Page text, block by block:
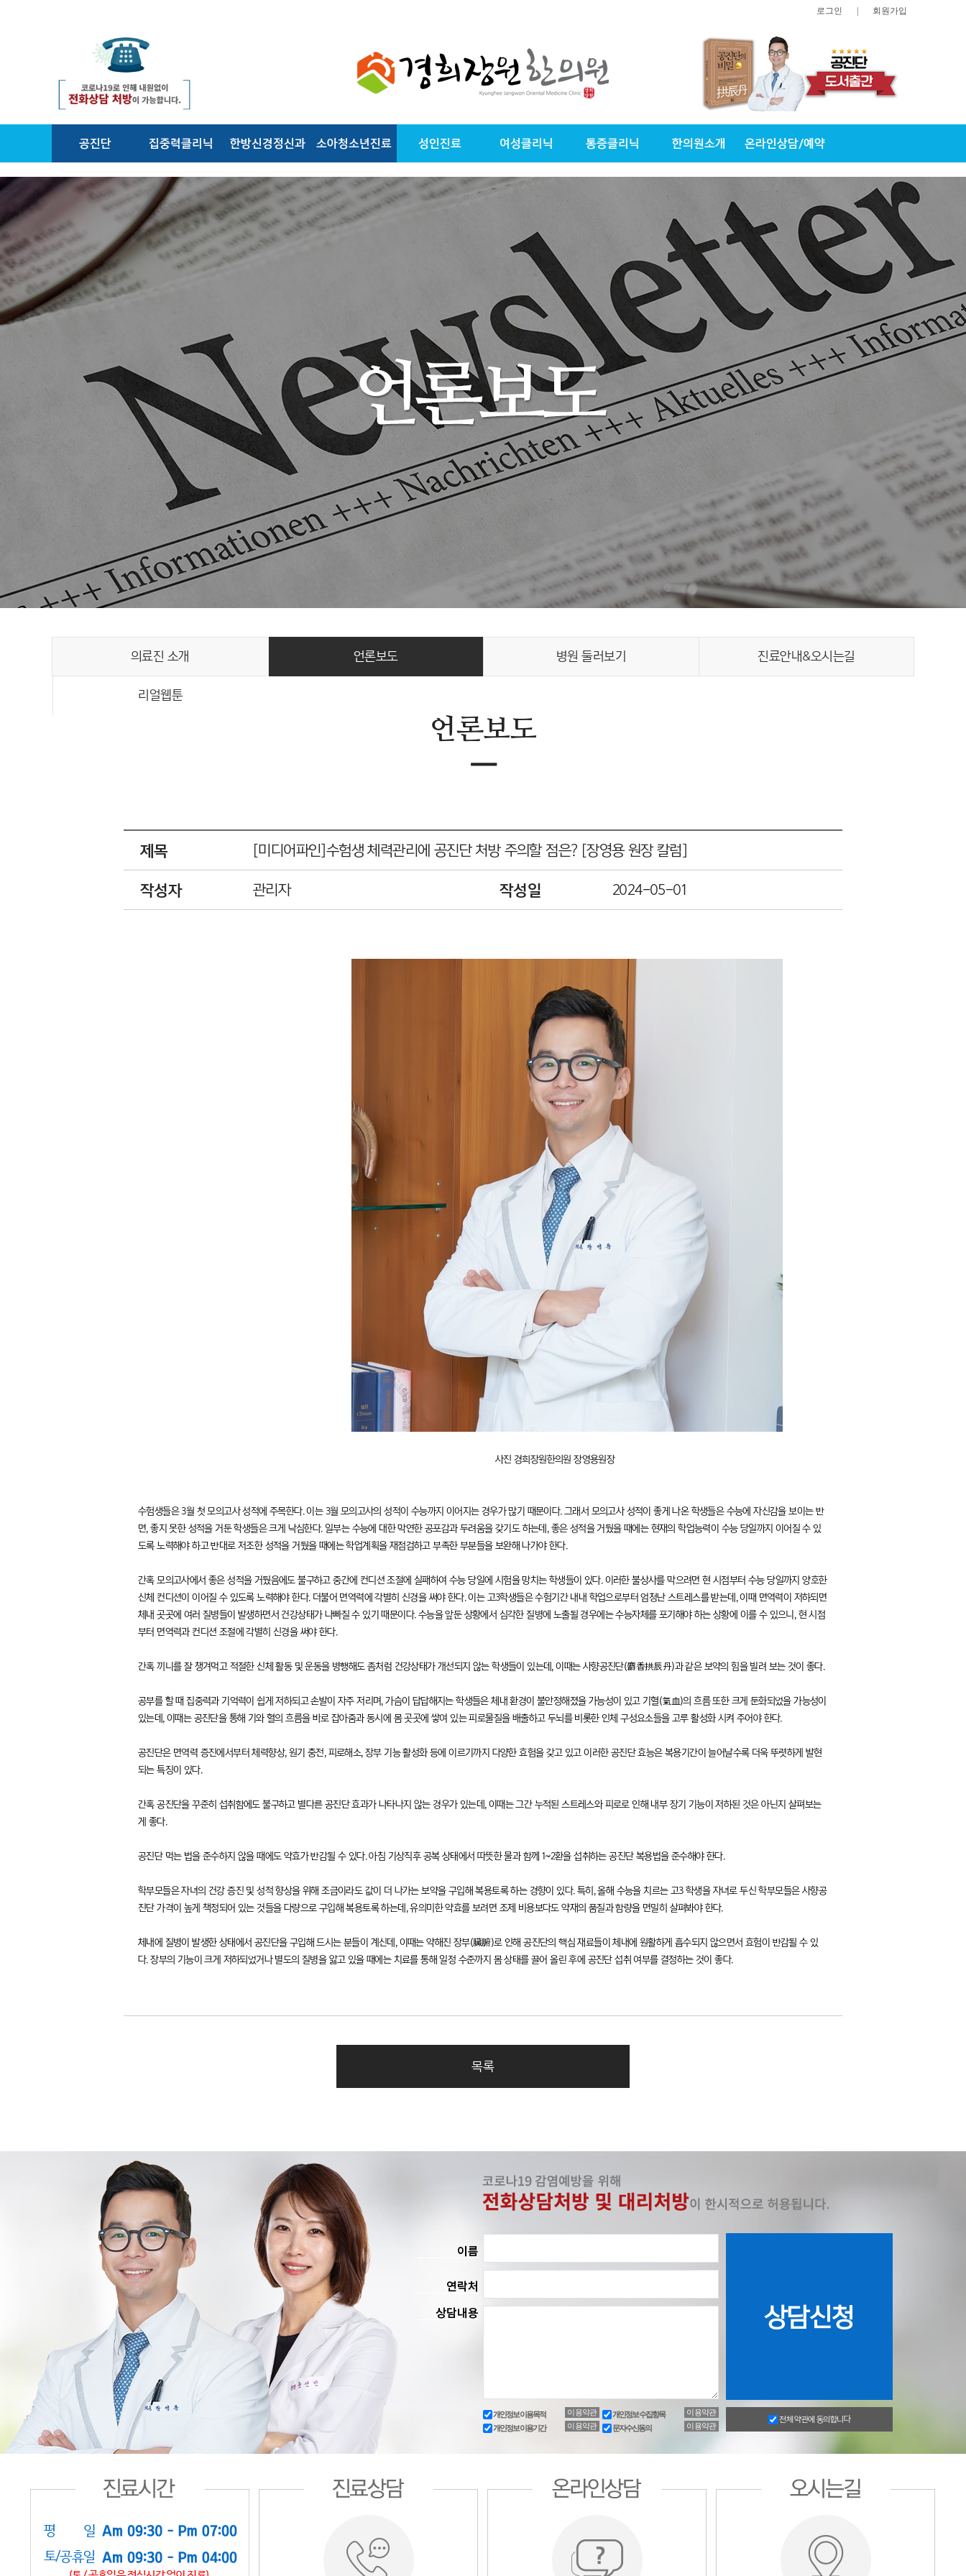
회원가입
로그인
공진단 집중력클리닉 한방신경정신과 소아청소년진료 성인진료 여성클리닉 통증클리닉 한의원소개 온라인상담/예약
의료진 소개 언론보도 병원 둘러보기 진료안내&오시는길
리얼웹툰
언론보도
ㅡ
제목 [미디어파인]수험생 체력관리에 공진단 처방 주의할 점은? [장영용 원장 칼럼]
작성자 관리자 작성일 2024-05-01
사진 경희장원한의원 장영용원장
수험생들은 3월 첫 모의고사 성적에 주목한다. 이는 3월 모의고사의 성적이 수능까지 이어지는 경우가 많기 때문이다. 그래서 모의고사 성적이 좋게 나온 학생들은 수능에 자신감을 보이는 반
면, 좋지 못한 성적을 거둔 학생들은 크게 낙심한다. 일부는 수능에 대한 막연한 공포감과 두려움을 갖기도 하는데, 좋은 성적을 거뒀을 때에는 현재의 학업능력이 수능 당일까지 이어질 수 있
도록 노력해야 하고 반대로 저조한 성적을 거뒀을 때에는 학업계획을 재점검하고 부족한 부분들을 보완해 나가야 한다.
간혹 모의고사에서 좋은 성적을 거뒀음에도 불구하고 중간에 컨디션 조절에 실패하여 수능 당일에 시험을 망치는 학생들이 있다. 이러한 불상사를 막으려면 현 시점부터 수능 당일까지 양호한
신체 컨디션이 이어질 수 있도록 노력해야 한다. 더불어 면역력에 각별히 신경을 써야 한다. 이는 고3학생들은 수험기간 내내 학업으로부터 엄청난 스트레스를 받는데, 이때 면역력이 저하되면
체내 곳곳에 여러 질병들이 발생하면서 건강상태가 나빠질 수 있기 때문이다. 수능을 앞둔 상황에서 심각한 질병에 노출될 경우에는 수능자체를 포기해야 하는 상황에 이를 수 있으니, 현 시점
부터 면역력과 컨디션 조절에 각별히 신경을 써야 한다.
간혹 끼니를 잘 챙겨먹고 적절한 신체 활동 및 운동을 병행해도 좀처럼 건강상태가 개선되지 않는 학생들이 있는데, 이때는 사향공진단(麝香拱辰丹)과 같은 보약의 힘을 빌려 보는 것이 좋다.
공부를 할 때 집중력과 기억력이 쉽게 저하되고 손발이 자주 저리며, 가슴이 답답해지는 학생들은 체내 환경이 불안정해졌을 가능성이 있고 기혈(氣血)의 흐름 또한 크게 둔화되었을 가능성이
있는데, 이때는 공진단을 통해 기와 혈의 흐름을 바로 잡아줌과 동시에 몸 곳곳에 쌓여 있는 피로물질을 배출하고 두뇌를 비롯한 인체 구성요소들을 고루 활성화 시켜 주어야 한다.
공진단은 면역력 증진에서부터 체력향상, 원기 충전, 피로해소, 장부 기능 활성화 등에 이르기까지 다양한 효험을 갖고 있고 이러한 공진단 효능은 복용기간이 늘어날수록 더욱 뚜렷하게 발현
되는 특징이 있다.
간혹 공진단을 꾸준히 섭취함에도 불구하고 별다른 공진단 효과가 나타나지 않는 경우가 있는데, 이때는 그간 누적된 스트레스와 피로로 인해 내부 장기 기능이 저하된 것은 아닌지 살펴보는
게 좋다.
공진단 먹는 법을 준수하지 않을 때에도 약효가 반감될 수 있다. 아침 기상직후 공복 상태에서 따뜻한 물과 함께 1~2환을 섭취하는 공진단 복용법을 준수해야 한다.
학부모들은 자녀의 건강 증진 및 성적 향상을 위해 조금이라도 값이 더 나가는 보약을 구입해 복용토록 하는 경향이 있다. 특히, 올해 수능을 치르는 고3 학생을 자녀로 두신 학부모들은 사향공
진단 가격이 높게 책정되어 있는 것들을 다량으로 구입해 복용토록 하는데, 유의미한 약효를 보려면 조제 비용보다도 약재의 품질과 함량을 면밀히 살펴봐야 한다.
체내에 질병이 발생한 상태에서 공진단을 구입해 드시는 분들이 계신데, 이때는 약해진 장부(臟腑)로 인해 공진단의 핵심 재료들이 체내에 원활하게 흡수되지 않으면서 효험이 반감될 수 있
다. 장부의 기능이 크게 저하되었거나 별도의 질병을 앓고 있을 때에는 치료를 통해 일정 수준까지 몸 상태를 끌어 올린 후에 공진단 섭취 여부를 결정하는 것이 좋다.
개인정보 이용목적 이용약관 개인정보 수집항목
이용약관
개인정보 이용기간
이용약관 문자수신동의 이용약관
전체 약관에 동의합니다